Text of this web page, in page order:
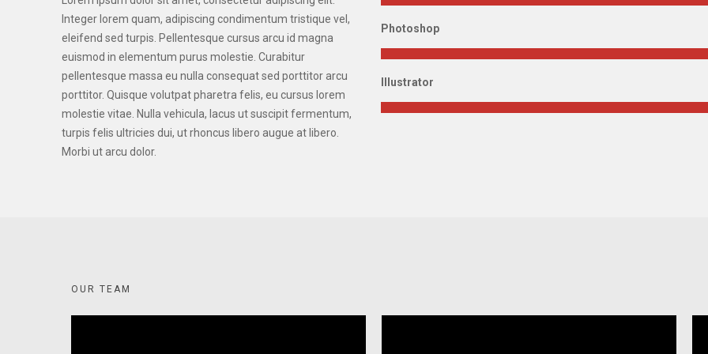
Integer lorem quam, adipiscing condimentum tristique vel,
eleifend sed turpis. Pellentesque cursus arcu id magna
euismod in elementum purus molestie. Curabitur
pellentesque massa eu nulla consequat sed porttitor arcu
porttitor. Quisque volutpat pharetra felis, eu cursus lorem
molestie vitae. Nulla vehicula, lacus ut suscipit fermentum,
turpis felis ultricies dui, ut rhoncus libero augue at libero.
Morbi ut arcu dolor.
Photoshop
Illustrator
OUR TEAM